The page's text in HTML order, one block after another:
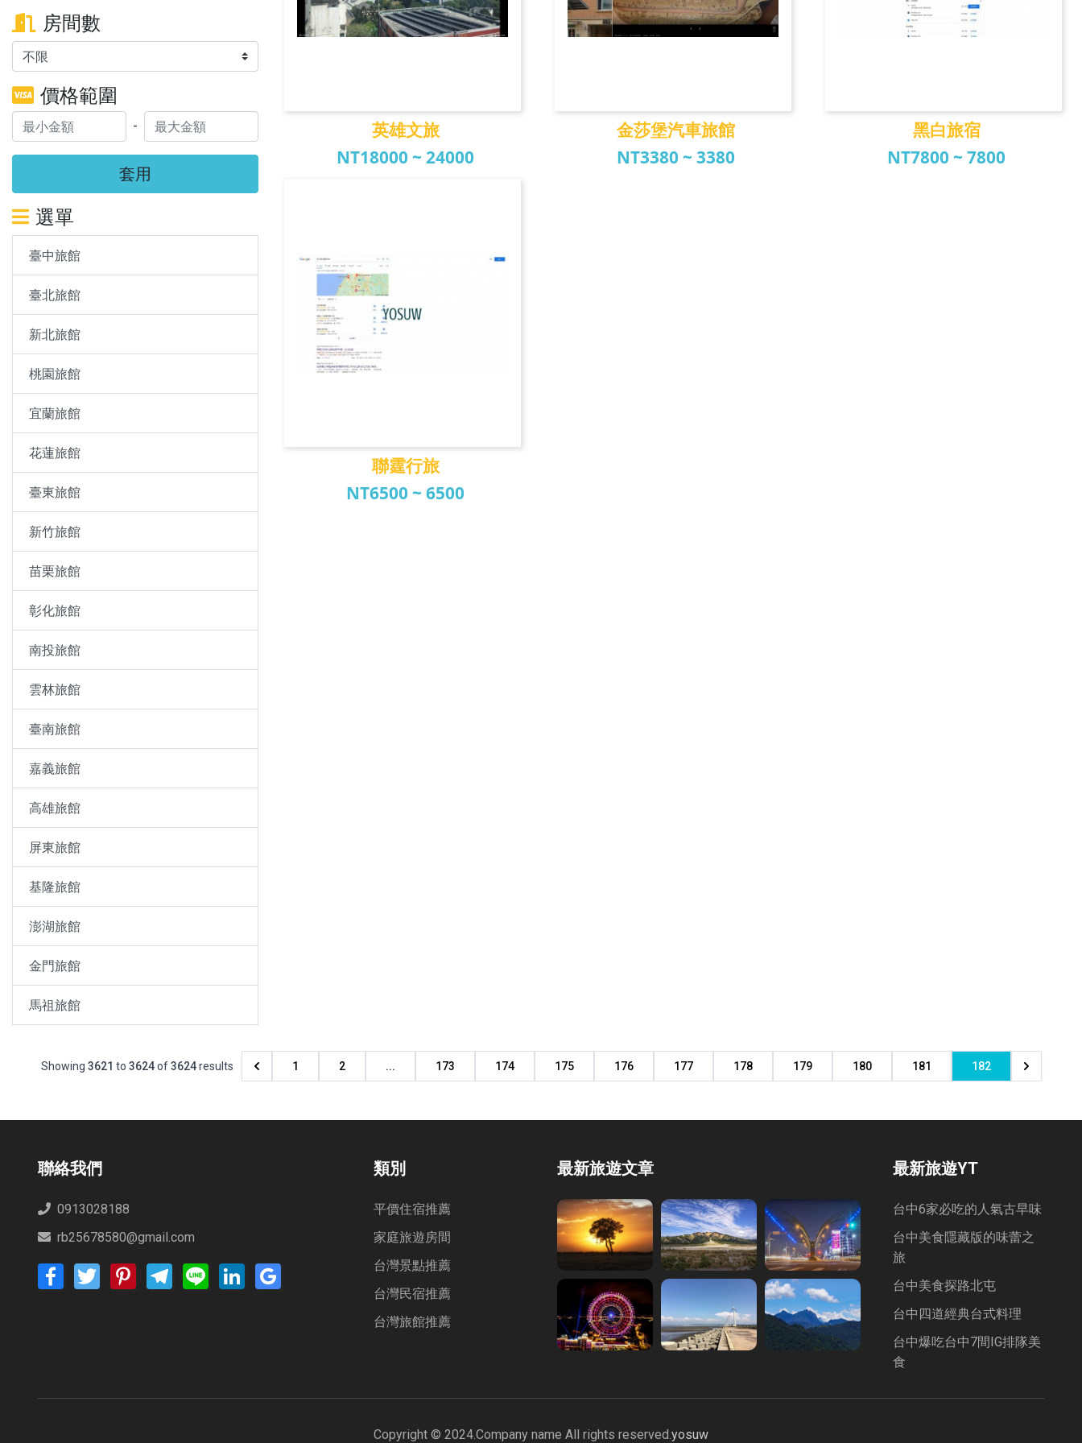
房間數
價格範圍
-
套用
選單
臺中旅館
臺北旅館
新北旅館
桃園旅館
宜蘭旅館
花蓮旅館
臺東旅館
新竹旅館
苗栗旅館
彰化旅館
南投旅館
雲林旅館
臺南旅館
嘉義旅館
高雄旅館
屏東旅館
基隆旅館
澎湖旅館
金門旅館
馬祖旅館
英雄文旅
NT18000 ~ 24000
金莎堡汽車旅館
NT3380 ~ 3380
黑白旅宿
NT7800 ~ 7800
聯霆行旅
NT6500 ~ 6500
Showing 3621 to 3624of3624results 1 2 ... 173 174 175 176 177 178 179 180 181 182
聯絡我們
0913028188
rb25678580@gmail.com
FacebookTwitter PinterestTelegramLine LinkedIn
類別
平價住宿推薦
家庭旅遊房間
台灣景點推薦
台灣民宿推薦
台灣旅館推薦
最新旅遊文章 最新旅遊YT
台中6家必吃的人氣古早味
台中美食隱藏版的味蕾之
旅
台中美食探路北屯
台中四道經典台式料理
台中爆吃台中7間IG排隊美
食
Copyright © 2024.Company name All rights reserved.yosuw